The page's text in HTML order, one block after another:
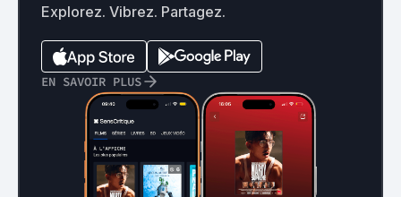
Explorez. Vibrez. Partagez.
EN SAVOIR PLUS